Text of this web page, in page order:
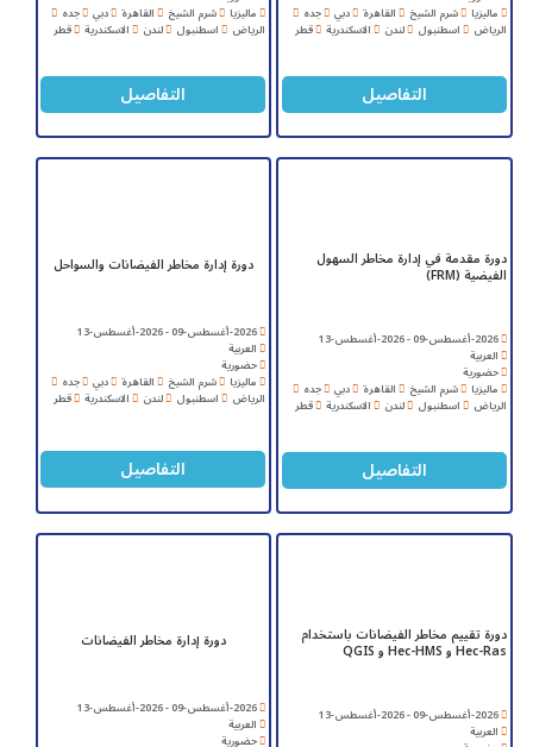
ماليزيا شرم الشيخ القاهرة دبي جده
الرياض اسطنبول لندن الاسكندرية قطر
التفاصيل
ماليزيا شرم الشيخ القاهرة دبي جده
الرياض اسطنبول لندن الاسكندرية قطر
التفاصيل
دورة مقدمة في إدارة مخاطر السهول
الفيضية (FRM)
2026-أغسطس-09 - 2026-أغسطس-13
العربية
حضورية
ماليزيا شرم الشيخ القاهرة دبي جده
الرياض اسطنبول لندن الاسكندرية قطر
التفاصيل
دورة إدارة مخاطر الفيضانات والسواحل
2026-أغسطس-09 - 2026-أغسطس-13
العربية
حضورية
ماليزيا شرم الشيخ القاهرة دبي جده
الرياض اسطنبول لندن الاسكندرية قطر
التفاصيل
دورة تقييم مخاطر الفيضانات باستخدام
Hec-Ras و Hec-HMS و QGIS
2026-أغسطس-09 - 2026-أغسطس-13
العربية
دورة إدارة مخاطر الفيضانات
2026-أغسطس-09 - 2026-أغسطس-13
العربية
حضورية